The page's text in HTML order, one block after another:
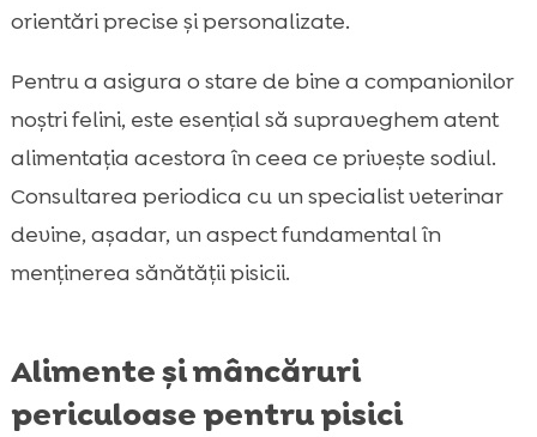
orientări precise și personalizate.
Pentru a asigura o stare de bine a companionilor
noștri felini, este esențial să supraveghem atent
alimentația acestora în ceea ce privește sodiul.
Consultarea periodica cu un specialist veterinar
devine, așadar, un aspect fundamental în
menținerea sănătății pisicii.
Alimente și mâncăruri
periculoase pentru pisici